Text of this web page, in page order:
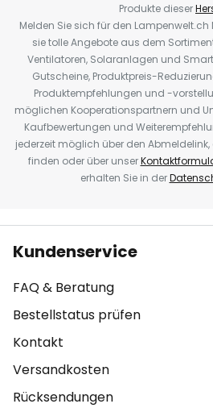
Produkte dieser
Melden Sie sich für den
sie tolle Angebote aus dem
Ventilatoren, Solaranlagen und
Gutscheine, Produktpreis-
Produktempfehlungen und -
möglichen Kooperationspartnern und
Kaufbewertungen und
jederzeit möglich über den Abmeldelink,
finden oder über unser
erhalten Sie in der
Kundenservice
FAQ & Beratung
Bestellstatus prüfen
Kontakt
Versandkosten
Rücksendungen